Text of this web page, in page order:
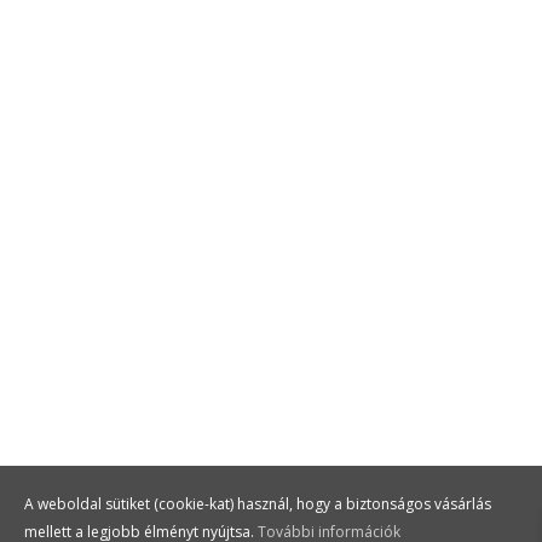
A weboldal sütiket (cookie-kat) használ, hogy a biztonságos vásárlás
mellett a legjobb élményt nyújtsa. További információk